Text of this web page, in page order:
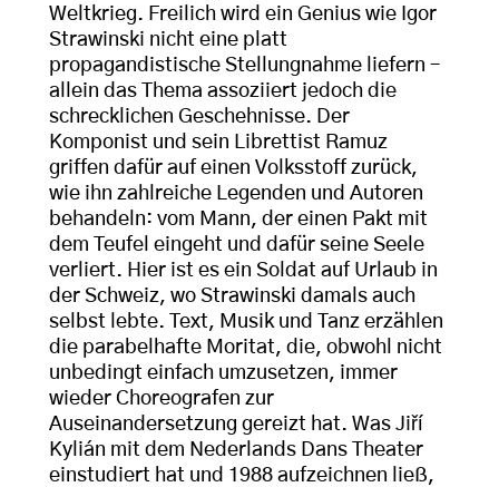
Weltkrieg. Freilich wird ein Genius wie Igor
Strawinski nicht eine platt
propagandistische Stellungnahme liefern –
allein das Thema assoziiert jedoch die
schrecklichen Geschehnisse. Der
Komponist und sein Librettist Ramuz
griffen dafür auf einen Volksstoff zurück,
wie ihn zahlreiche Legenden und Autoren
behandeln: vom Mann, der einen Pakt mit
dem Teufel eingeht und dafür seine Seele
verliert. Hier ist es ein Soldat auf Urlaub in
der Schweiz, wo Strawinski damals auch
selbst lebte. Text, Musik und Tanz erzählen
die parabelhafte Moritat, die, obwohl nicht
unbedingt einfach umzusetzen, immer
wieder Choreografen zur
Auseinandersetzung gereizt hat. Was Jiří
Kylián mit dem Nederlands Dans Theater
einstudiert hat und 1988 aufzeichnen ließ,